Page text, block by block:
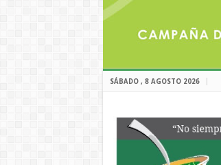
SÁBADO , 8 AGOSTO 2026